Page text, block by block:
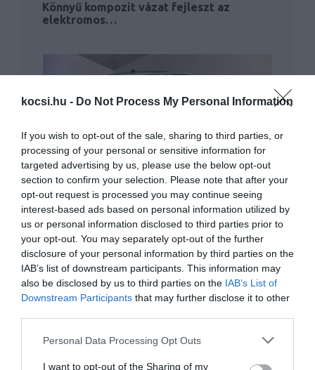
kocsi.hu - Do Not Process My Personal Information
If you wish to opt-out of the sale, sharing to third parties, or
processing of your personal or sensitive information for
targeted advertising by us, please use the below opt-out
section to confirm your selection. Please note that after your
opt-out request is processed you may continue seeing
interest-based ads based on personal information utilized by
us or personal information disclosed to third parties prior to
your opt-out. You may separately opt-out of the further
disclosure of your personal information by third parties on the
IAB’s list of downstream participants. This information may
also be disclosed by us to third parties on the IAB’s List of
Downstream Participants that may further disclose it to other
Please note that this website/app uses one or more Google
not limited to your visit or usage behaviour. You may click to
Personal Data Processing Opt Outs
I want to opt-out of the Sharing of my
Könnyű kompozit vázat fejleszt az
elektromos…
Olajszivárgás miatt hívnak vissza Land
Rover és…
tagja lett…